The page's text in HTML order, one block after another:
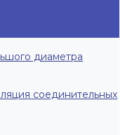
диаметра
соединительных